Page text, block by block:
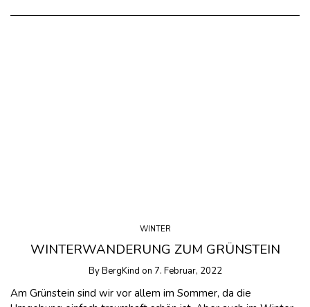
WINTER
WINTERWANDERUNG ZUM GRÜNSTEIN
ByBergKind on 7. Februar, 2022
Am Grünstein sind wir vor allem im Sommer, da die